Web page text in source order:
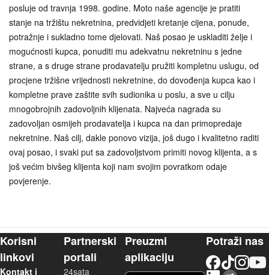
posluje od travnja 1998. godine. Moto naše agencije je pratiti
stanje na tržištu nekretnina, predvidjeti kretanje cijena, ponude,
potražnje i sukladno tome djelovati. Naš posao je uskladiti želje i
mogućnosti kupca, ponuditi mu adekvatnu nekretninu s jedne
strane, a s druge strane prodavatelju pružiti kompletnu uslugu, od
procjene tržišne vrijednosti nekretnine, do dovođenja kupca kao i
kompletne prave zaštite svih sudionika u poslu, a sve u cilju
mnogobrojnih zadovoljnih klijenata. Najveća nagrada su
zadovoljan osmijeh prodavatelja i kupca na dan primopredaje
nekretnine. Naš cilj, dakle ponovo vizija, još dugo i kvalitetno raditi
ovaj posao, i svaki put sa zadovoljstvom primiti novog klijenta, a s
još većim bivšeg klijenta koji nam svojim povratkom odaje
povjerenje.
Korisni
linkovi
Kontakt i
Partnerski
portali
24sata
Preuzmi
aplikaciju
Potraži nas